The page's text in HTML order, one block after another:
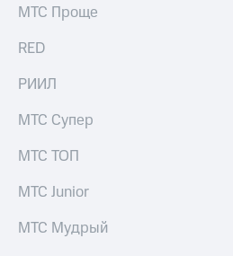
МТС Проще
RED
РИИЛ
МТС Супер
МТС ТОП
МТС Junior
МТС Мудрый